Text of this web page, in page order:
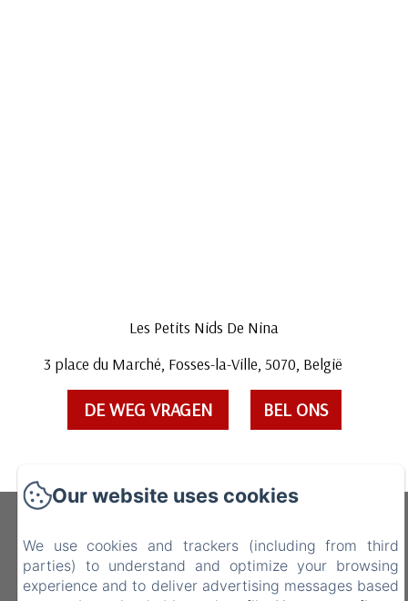
Les Petits Nids De Nina
3 place du Marché, Fosses-la-Ville, 5070, België
DE WEG VRAGEN BEL ONS
Les Petits Nids De Nina
3 place du Marché, Fosses-la-Ville, 5070, België
lespetitsnidsdenina@gmail.com
Our website uses cookies
We use cookies and trackers (including from third
parties) to understand and optimize your browsing
experience and to deliver advertising messages based